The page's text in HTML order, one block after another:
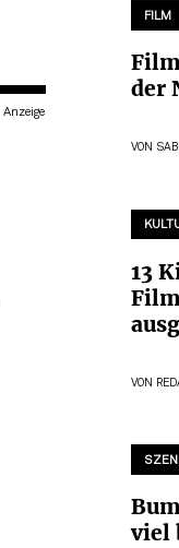
Anzeige
FILM
der
VON
13
VON
viel